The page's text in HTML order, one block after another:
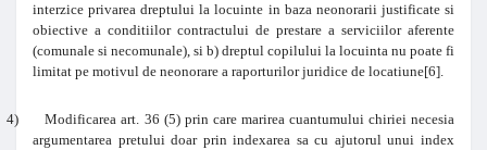
interzice privarea dreptului la locuinte in baza neonorarii justificate si
obiective a conditiilor contractului de prestare a serviciilor aferente
(comunale si necomunale), si b) dreptul copilului la locuinta nu poate fi
limitat pe motivul de neonorare a raporturilor juridice de locatiune[6].
4)
Modificarea art. 36 (5) prin care marirea cuantumului chiriei necesia
argumentarea pretului doar prin indexarea sa cu ajutorul unui index